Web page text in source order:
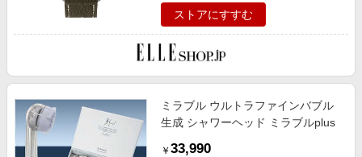
ストアにすすむ
ミラブル ウルトラファインバブル
生成 シャワーヘッド ミラブルplus
￥ 33,990